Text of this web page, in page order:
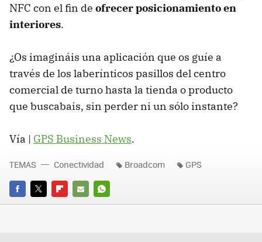
NFC con el fin de ofrecer posicionamiento en
interiores.
¿Os imagináis una aplicación que os guíe a
través de los laberínticos pasillos del centro
comercial de turno hasta la tienda o producto
que buscabais, sin perder ni un sólo instante?
Vía | GPS Business News.
FACEBOOK
TWITTERFLIPBOARD
E-
WHATSAPP
TEMAS Conectividad Broadcom GPS